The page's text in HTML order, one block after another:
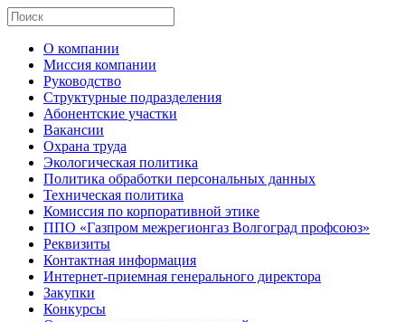
О компании
Миссия компании
Руководство
Структурные подразделения
Абонентские участки
Вакансии
Охрана труда
Экологическая политика
Политика обработки персональных данных
Техническая политика
Комиссия по корпоративной этике
ППО «Газпром межрегионгаз Волгоград профсоюз»
Реквизиты
Контактная информация
Интернет-приемная генерального директора
Закупки
Конкурсы